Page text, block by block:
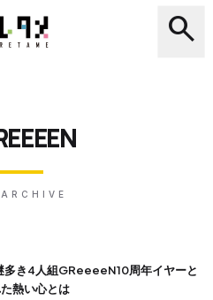
search
熱い心とは